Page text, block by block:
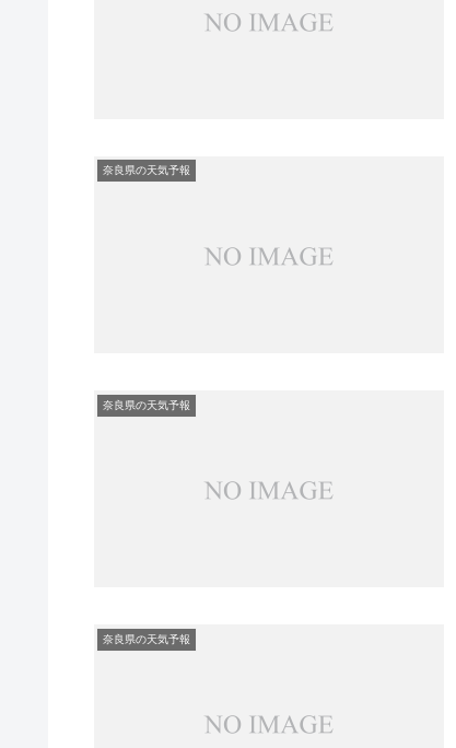
奈良県の天気予報
奈良県の天気予報
奈良県の天気予報